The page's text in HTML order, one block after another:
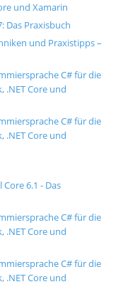
und Xamarin
Das Praxisbuch
und Praxistipps –
C# für die
.NET Core und
C# für die
.NET Core und
6.1 - Das
C# für die
.NET Core und
C# für die
.NET Core und